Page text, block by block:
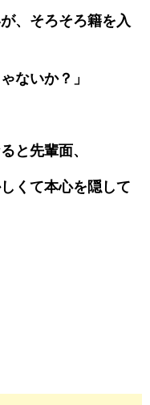
、そろそろ籍を入
ないか？」
と先輩面、
くて本心を隠して